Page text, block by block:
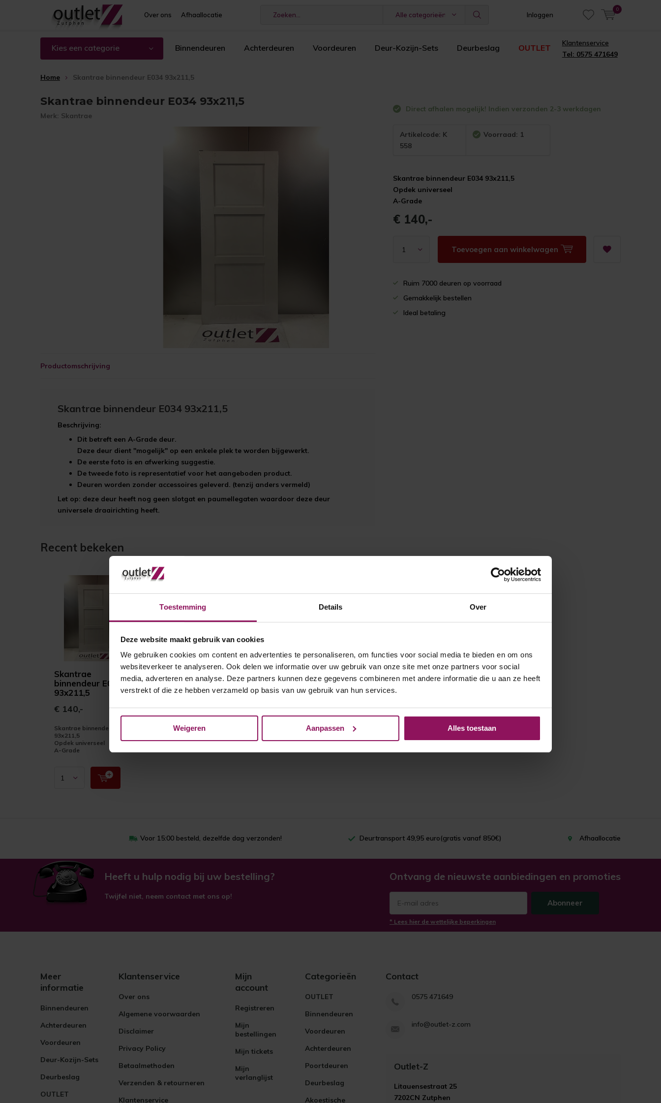
Toestemming Details Over
Deze website maakt gebruik van cookies
We gebruiken cookies om content en advertenties te personaliseren, om functies voor social media te bieden en om ons
websiteverkeer te analyseren. Ook delen we informatie over uw gebruik van onze site met onze partners voor social
media, adverteren en analyse. Deze partners kunnen deze gegevens combineren met andere informatie die u aan ze heeft
verstrekt of die ze hebben verzameld op basis van uw gebruik van hun services.
Weigeren Aanpassen Alles toestaan
Over ons Afhaallocatie Alle categorieën Inloggen
0
Kies een categorie Binnendeuren Achterdeuren Voordeuren Deur-Kozijn-Sets Deurbeslag OUTLET
Klantenservice
Tel: 0575 471649
Home Skantrae binnendeur E034 93x211,5
Skantrae binnendeur E034 93x211,5
Merk: Skantrae
Direct afhalen mogelijk! Indien verzonden 2-3 werkdagen
Artikelcode: K
558
Voorraad: 1
Skantrae binnendeur E034 93x211,5
Opdek universeel
A-Grade
€ 140,-
Toevoegen aan winkelwagen
Ruim 7000 deuren op voorraad
Gemakkelijk bestellen
Ideal betaling
Productomschrijving
Skantrae binnendeur E034 93x211,5
Beschrijving:
Dit betreft een A-Grade deur.
Deze deur dient "mogelijk" op een enkele plek te worden bijgewerkt.
De eerste foto is en afwerking suggestie.
De tweede foto is representatief voor het aangeboden product.
Deuren worden zonder accessoires geleverd. (tenzij anders vermeld)
Let op: deze deur heeft nog geen slotgat en paumellegaten waardoor deze deur
universele draairichting heeft.
Recent bekeken
Skantrae
binnendeur E034
93x211,5
€ 140,-
Skantrae binnendeur E034
93x211,5
Opdek universeel
A-Grade
Voor 15:00 besteld, dezelfde dag verzonden! Deurtransport 49,95 euro(gratis vanaf 850€) Afhaallocatie
Heeft u hulp nodig bij uw bestelling?
Twijfel niet, neem contact met ons op!
Ontvang de nieuwste aanbiedingen en promoties
Abonneer
* Lees hier de wettelijke beperkingen
Meer
informatie
Binnendeuren
Achterdeuren
Voordeuren
Deur-Kozijn-Sets
Deurbeslag
OUTLET
Klantenservice
Over ons
Algemene voorwaarden
Disclaimer
Privacy Policy
Betaalmethoden
Verzenden & retourneren
Klantenservice
Mijn
account
Registreren
Mijn
bestellingen
Mijn tickets
Mijn
verlanglijst
Categorieën
OUTLET
Binnendeuren
Voordeuren
Achterdeuren
Poortdeuren
Deurbeslag
Akoestische
Contact
0575 471649
info@outlet-z.com
Outlet-Z
Litauensestraat 25
7202CN Zutphen